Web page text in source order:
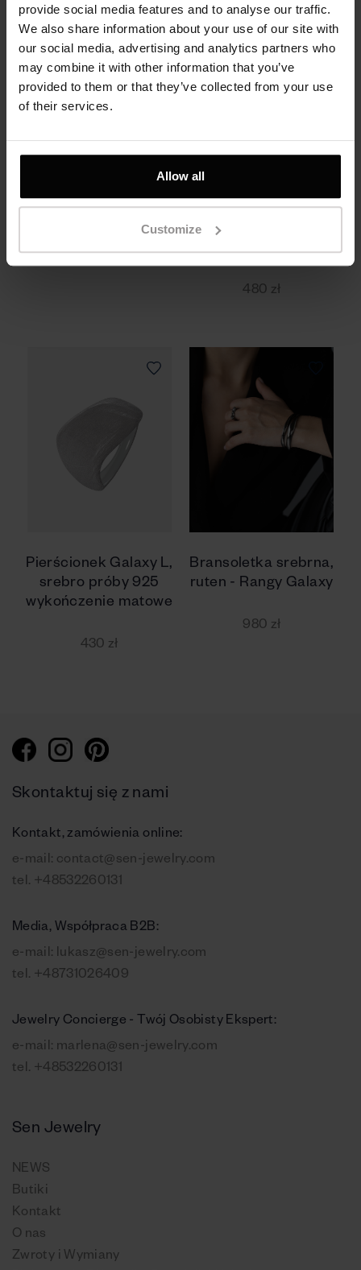
provide social media features and to analyse our traffic.
We also share information about your use of our site with
our social media, advertising and analytics partners who
may combine it with other information that you’ve
provided to them or that they’ve collected from your use
of their services.
Allow all
Customize
złocony - Love
390 zł
srebro próby 925,
złocenie złotem
żółtym
480 zł
Pierścionek Galaxy L,
srebro próby 925
wykończenie matowe
430 zł
Bransoletka srebrna,
ruten - Rangy Galaxy
980 zł
Skontaktuj się z nami
Kontakt, zamówienia online:
e-mail: contact@sen-jewelry.com
tel. +48532260131
Media, Współpraca B2B:
e-mail: lukasz@sen-jewelry.com
tel. +48731026409
Jewelry Concierge - Twój Osobisty Ekspert:
e-mail: marlena@sen-jewelry.com
tel. +48532260131
Sen Jewelry
NEWS
Butiki
Kontakt
O nas
Zwroty i Wymiany